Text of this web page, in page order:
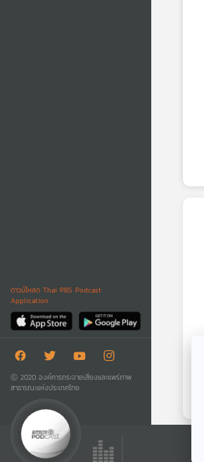
ดาวน์โหลด Thai PBS Podcast
Application
Ⓒ 2020 องค์การกระจายเสียงและแพร่ภาพ
สาธารณะแห่งประเทศไทย